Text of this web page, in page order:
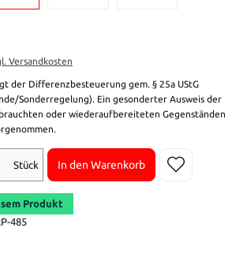
Versandkosten
der Differenzbesteuerung gem. § 25a UStG
Sonderregelung). Ein gesonderter Ausweis der
oder wiederaufbereiteten Gegenständen
Stück
In den Warenkorb
Produkt
485